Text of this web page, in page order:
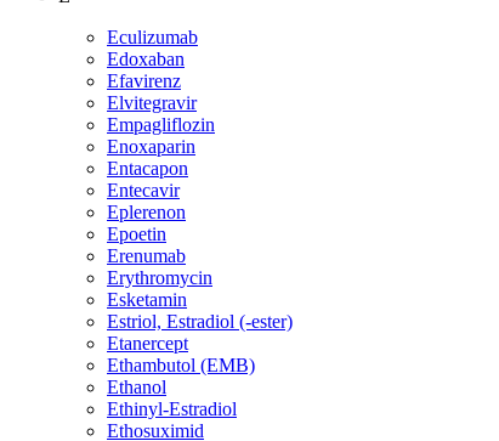
Eculizumab
Edoxaban
Efavirenz
Elvitegravir
Empagliflozin
Enoxaparin
Entacapon
Entecavir
Eplerenon
Epoetin
Erenumab
Erythromycin
Esketamin
Estriol, Estradiol (-ester)
Etanercept
Ethambutol (EMB)
Ethanol
Ethinyl-Estradiol
Ethosuximid